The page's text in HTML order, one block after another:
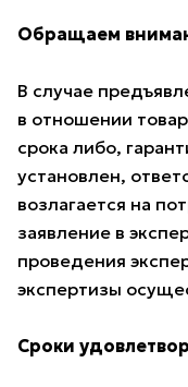
Обращаем
В случае
в отношении
срока либо,
установлен,
возлагается на
заявление в
проведения
экспертизы
Сроки